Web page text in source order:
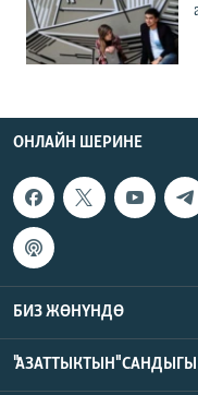
ОНЛАЙН ШЕРИНЕ
БИЗ ЖӨНҮНДӨ
"АЗАТТЫКТЫН" САНДЫГЫ